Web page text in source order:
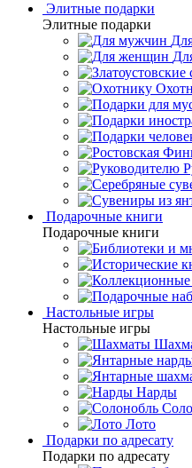
Элитные подарки
Элитные подарки
Подарочные книги
Подарочные книги
Настольные игры
Настольные игры
Нарды
Лото
Подарки по адресату
Подарки по адресату